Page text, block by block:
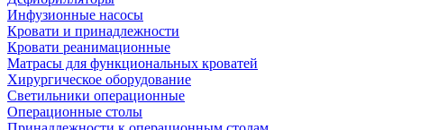
Инфузионные насосы
Кровати и принадлежности
Кровати реанимационные
Матрасы для функциональных кроватей
Хирургическое оборудование
Светильники операционные
Операционные столы